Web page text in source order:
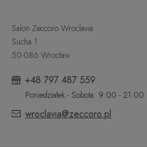
Salon Zeccoro Wroclavia
Sucha 1
50-086 Wrocław
+48 797 487 559
Poniedziałek - Sobota: 9:00 - 21:00
wroclavia@zeccoro.pl